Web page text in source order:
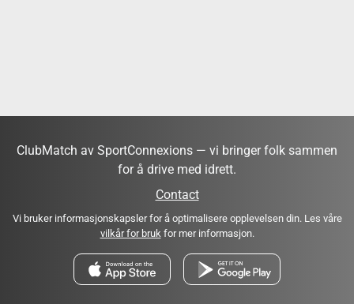
ClubMatch av SportConnexions — vi bringer folk sammen
for å drive med idrett.
Contact
Vi bruker informasjonskapsler for å optimalisere opplevelsen din. Les våre
vilkår for brukfor mer informasjon.